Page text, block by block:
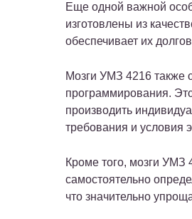
Еще одной важной
изготовлены из
обеспечивает их
Мозги УМЗ 4216 также
программирования.
производить
требования и условия
Кроме того, мозги
самостоятельно
что значительно